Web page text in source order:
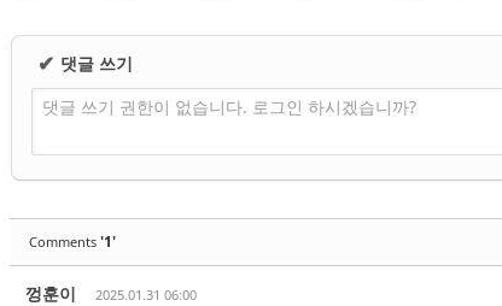
✔ 댓글 쓰기
댓글 쓰기 권한이 없습니다. 로그인 하시겠습니까?
Comments '1'
껑훈이 2025.01.31 06:00